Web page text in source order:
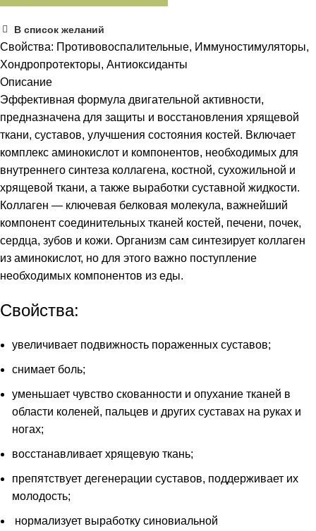
В список желаний
Свойства: Противовоспалительные, Иммуностимуляторы,
Хондропротекторы, Антиоксиданты
Описание
Эффективная формула двигательной активности,
предназначена для защиты и восстановления хрящевой
ткани, суставов, улучшения состояния костей. Включает
комплекс аминокислот и компонентов, необходимых для
внутреннего синтеза коллагена, костной, сухожильной и
хрящевой ткани, а также выработки суставной жидкости.
Коллаген — ключевая белковая молекула, важнейший
компонент соединительных тканей костей, печени, почек,
сердца, зубов и кожи. Организм сам синтезирует коллаген
из аминокислот, но для этого важно поступление
необходимых компонентов из еды.
Свойства:
увеличивает подвижность пораженных суставов;
снимает боль;
уменьшает чувство скованности и опухание тканей в
области коленей, пальцев и других суставах на руках и
ногах;
восстанавливает хрящевую ткань;
препятствует дегенерации суставов, поддерживает их
молодость;
нормализует выработку синовиальной